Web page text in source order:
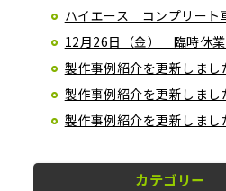
ハイエース コンプリート
12月26日（金） 臨時休
製作事例紹介を更新しまし
製作事例紹介を更新しまし
製作事例紹介を更新しまし
カテゴリー